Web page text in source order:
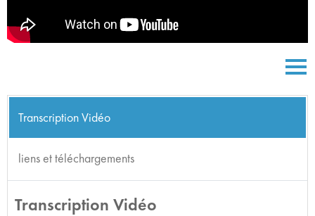
Transcription Vidéo
liens et téléchargements
Transcription Vidéo